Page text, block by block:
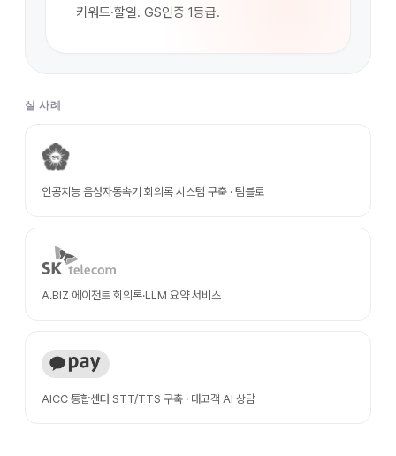
키워드·할일. GS인증 1등급.
실 사례
인공지능 음성자동속기 회의록 시스템 구축 · 팀블로
A.BIZ 에이전트 회의록·LLM 요약 서비스
AICC 통합센터 STT/TTS 구축 · 대고객 AI 상담